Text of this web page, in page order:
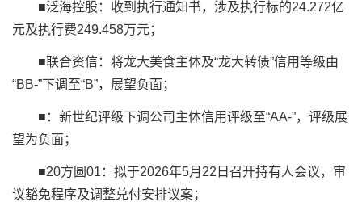
■泛海控股：收到执行通知书，涉及执行标的24.272亿
元及执行费249.458万元；
■联合资信：将龙大美食主体及“龙大转债”信用等级由
“BB-”下调至“B”，展望负面；
■ ：新世纪评级下调公司主体信用评级至“AA-”，评级展
望为负面；
■20方圆01：拟于2026年5月22日召开持有人会议，审
议豁免程序及调整兑付安排议案；